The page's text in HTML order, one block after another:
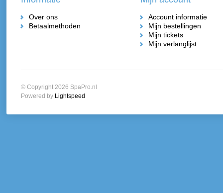
Over ons
Betaalmethoden
Account informatie
Mijn bestellingen
Mijn tickets
Mijn verlanglijst
© Copyright 2026 SpaPro.nl
Powered by Lightspeed